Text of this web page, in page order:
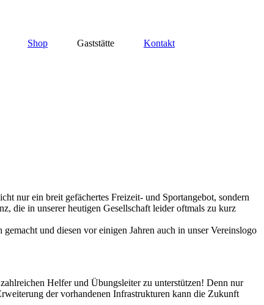
Shop Gaststätte Kontakt
nur ein breit gefächertes Freizeit- und Sportangebot, sondern
die in unserer heutigen Gesellschaft leider oftmals zu kurz
gemacht und diesen vor einigen Jahren auch in unser Vereinslogo
Helfer und Übungsleiter zu unterstützen! Denn nur
der vorhandenen Infrastrukturen kann die Zukunft